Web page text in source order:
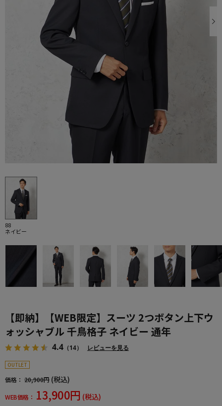
88
ネイビー
【即納】【WEB限定】スーツ 2つボタン上下ウ
ォッシャブル 千鳥格子 ネイビー 通年
4.4 （14） レビューを見る
OUTLET
価格： 20,900円 (税込)
WEB価格： 13,900円 (税込)